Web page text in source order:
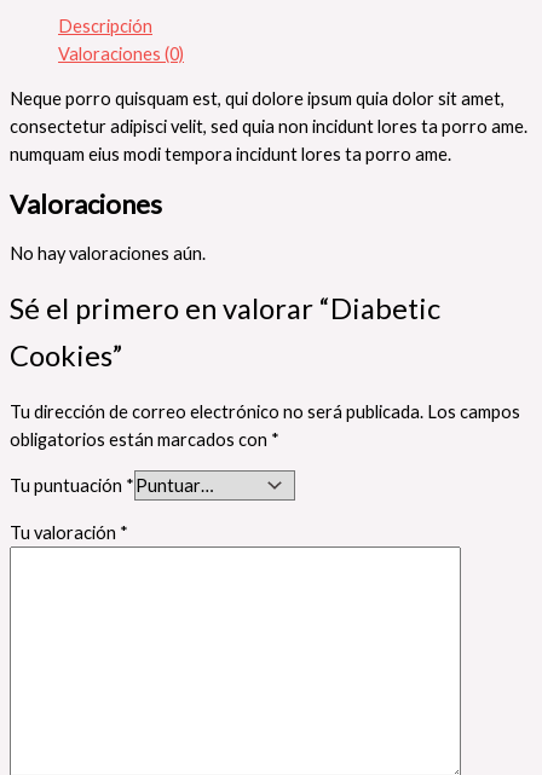
Descripción
Valoraciones (0)
Neque porro quisquam est, qui dolore ipsum quia dolor sit amet,
consectetur adipisci velit, sed quia non incidunt lores ta porro ame.
numquam eius modi tempora incidunt lores ta porro ame.
Valoraciones
No hay valoraciones aún.
Sé el primero en valorar “Diabetic
Cookies”
Tu dirección de correo electrónico no será publicada. Los campos
obligatorios están marcados con *
Tu puntuación *
Tu valoración *